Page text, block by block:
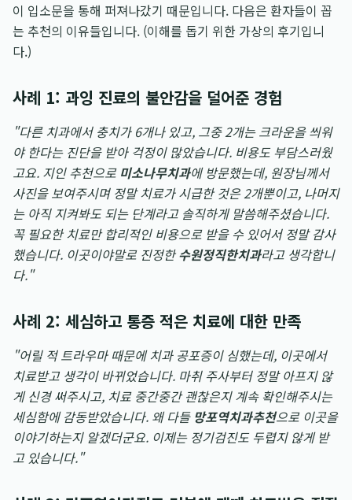
이 입소문을 통해 퍼져나갔기 때문입니다. 다음은 환자들이 꼽
는 추천의 이유들입니다. (이해를 돕기 위한 가상의 후기입니
다.)
사례 1: 과잉 진료의 불안감을 덜어준 경험
"다른 치과에서 충치가 6개나 있고, 그중 2개는 크라운을 씌워
야 한다는 진단을 받아 걱정이 많았습니다. 비용도 부담스러웠
고요. 지인 추천으로 미소나무치과에 방문했는데, 원장님께서
사진을 보여주시며 정말 치료가 시급한 것은 2개뿐이고, 나머지
는 아직 지켜봐도 되는 단계라고 솔직하게 말씀해주셨습니다.
꼭 필요한 치료만 합리적인 비용으로 받을 수 있어서 정말 감사
했습니다. 이곳이야말로 진정한수원정직한치과라고 생각합니
다."
사례 2: 세심하고 통증 적은 치료에 대한 만족
"어릴 적 트라우마 때문에 치과 공포증이 심했는데, 이곳에서
치료받고 생각이 바뀌었습니다. 마취 주사부터 정말 아프지 않
게 신경 써주시고, 치료 중간중간 괜찮은지 계속 확인해주시는
세심함에 감동받았습니다. 왜 다들 망포역치과추천으로 이곳을
이야기하는지 알겠더군요. 이제는 정기검진도 두렵지 않게 받
고 있습니다."